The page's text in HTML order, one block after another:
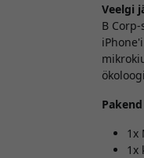
Veelgi
B
1x
1x